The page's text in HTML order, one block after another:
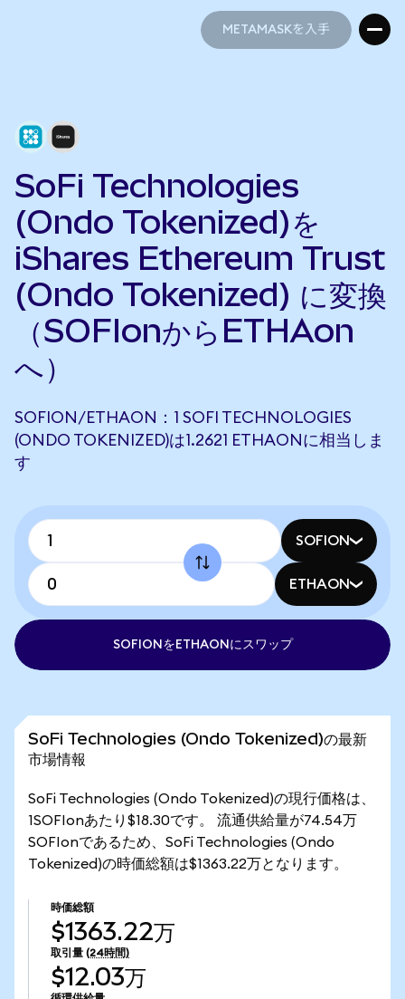
METAMASKを入手
SoFi Technologies
(Ondo Tokenized)を
iShares Ethereum Trust
(Ondo Tokenized) に変換
（SOFIonからETHAon
へ）
SOFION/ETHAON：1 SOFI TECHNOLOGIES
(ONDO TOKENIZED)は1.2621 ETHAONに相当しま
す
SOFION
ETHAON
SOFIONをETHAONにスワップ
SoFi Technologies (Ondo Tokenized)の最新
市場情報
SoFi Technologies (Ondo Tokenized)の現行価格は、
1SOFIonあたり$18.30です。 流通供給量が74.54万
SOFIonであるため、SoFi Technologies (Ondo
Tokenized)の時価総額は$1363.22万となります。
時価総額
$1363.22万
取引量 (24時間)
$12.03万